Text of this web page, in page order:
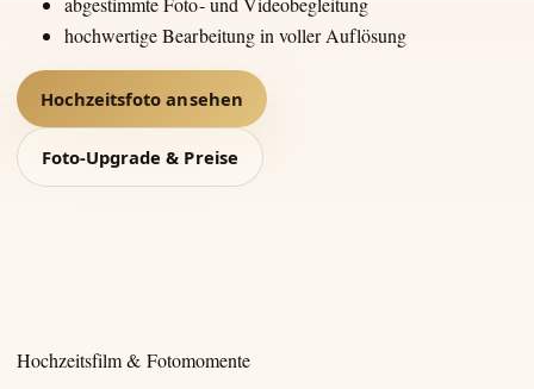
hochwertige Bearbeitung in voller Auflösung
Hochzeitsfoto ansehen
Foto-Upgrade & Preise
Hochzeitsfilm & Fotomomente